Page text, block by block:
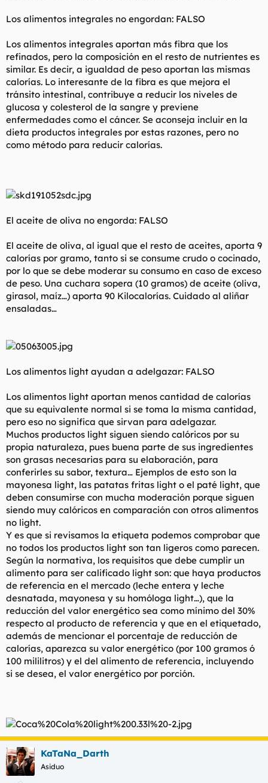
Los alimentos integrales no engordan: FALSO
Los alimentos integrales aportan más fibra que los
refinados, pero la composición en el resto de nutrientes es
similar. Es decir, a igualdad de peso aportan las mismas
calorías. Lo interesante de la fibra es que mejora el
tránsito intestinal, contribuye a reducir los niveles de
glucosa y colesterol de la sangre y previene
enfermedades como el cáncer. Se aconseja incluir en la
dieta productos integrales por estas razones, pero no
como método para reducir calorías.
El aceite de oliva no engorda: FALSO
El aceite de oliva, al igual que el resto de aceites, aporta 9
calorías por gramo, tanto si se consume crudo o cocinado,
por lo que se debe moderar su consumo en caso de exceso
de peso. Una cuchara sopera (10 gramos) de aceite (oliva,
girasol, maíz…) aporta 90 Kilocalorías. Cuidado al aliñar
ensaladas…
Los alimentos light ayudan a adelgazar: FALSO
Los alimentos light aportan menos cantidad de calorías
que su equivalente normal si se toma la misma cantidad,
pero eso no significa que sirvan para adelgazar.
Muchos productos light siguen siendo calóricos por su
propia naturaleza, pues buena parte de sus ingredientes
son grasas necesarias para su elaboración, para
conferirles su sabor, textura… Ejemplos de esto son la
mayonesa light, las patatas fritas light o el paté light, que
deben consumirse con mucha moderación porque siguen
siendo muy calóricos en comparación con otros alimentos
no light.
Y es que si revisamos la etiqueta podemos comprobar que
no todos los productos light son tan ligeros como parecen.
Según la normativa, los requisitos que debe cumplir un
alimento para ser calificado light son: que haya productos
de referencia en el mercado (leche entera y leche
desnatada, mayonesa y su homóloga light…), que la
reducción del valor energético sea como mínimo del 30%
respecto al producto de referencia y que en el etiquetado,
además de mencionar el porcentaje de reducción de
calorías, aparezca su valor energético (por 100 gramos ó
100 mililitros) y el del alimento de referencia, incluyendo
si se desea, el valor energético por porción.
KaTaNa_Darth
Asiduo